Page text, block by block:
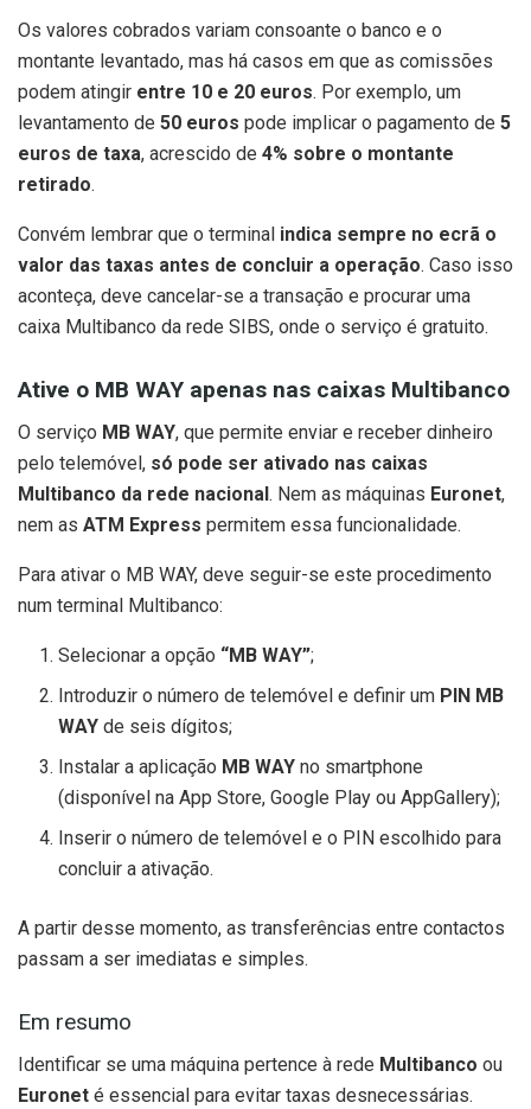
Os valores cobrados variam consoante o banco e o
montante levantado, mas há casos em que as comissões
podem atingir entre 10 e 20 euros. Por exemplo, um
levantamento de 50 euros pode implicar o pagamento de 5
euros de taxa, acrescido de 4% sobre o montante
retirado.
Convém lembrar que o terminal indica sempre no ecrã o
valor das taxas antes de concluir a operação. Caso isso
aconteça, deve cancelar-se a transação e procurar uma
caixa Multibanco da rede SIBS, onde o serviço é gratuito.
Ative o MB WAY apenas nas caixas Multibanco
O serviço MB WAY, que permite enviar e receber dinheiro
pelo telemóvel, só pode ser ativado nas caixas
Multibanco da rede nacional . Nem as máquinas Euronet,
nem as ATM Express permitem essa funcionalidade.
Para ativar o MB WAY, deve seguir-se este procedimento
num terminal Multibanco:
Selecionar a opção “MB WAY”;
Introduzir o número de telemóvel e definir um PIN MB
WAY de seis dígitos;
Instalar a aplicação MB WAY no smartphone
(disponível na App Store, Google Play ou AppGallery);
Inserir o número de telemóvel e o PIN escolhido para
concluir a ativação.
A partir desse momento, as transferências entre contactos
passam a ser imediatas e simples.
Em resumo
Identificar se uma máquina pertence à rede Multibanco ou
Euronet é essencial para evitar taxas desnecessárias.